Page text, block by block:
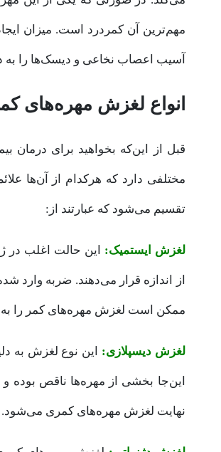
مهم‌ترین آن کمردرد است. میزان
آسیب اعصاب نخاعی و دیسک‌ها را به
انواع لغزش مهره‌های
قبل از این‌که بخواهید برای درمان
تقسیم می‌شود که عبارتند از:
لغزش ایستمیک: این حالت اغلب
از اندازه قرار می‌دهند. ضربه وارد
ممکن است لغزش مهره‌های کمر را به
لغزش دیسپلازی: این نوع لغزش به
این‌جا بخشی از مهره‌ها ناقص بوده
نهایت لغزش مهره‌های کمری می‌شود.